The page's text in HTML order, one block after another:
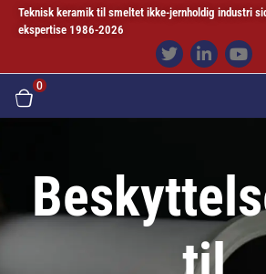
Teknisk keramik til smeltet ikke-jernholdig industri
ekspertise 1986-2026
0